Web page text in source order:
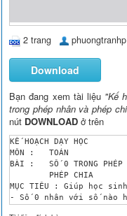
2 trang phuongtranhp
Download
Bạn đang xem tài liệu "Kế
trong phép nhân và phép
nút DOWNLOAD ở trên
KẾ HOẠCH DẠY HỌC
MÔN : 	TOÁN
BÀI : 	SỐ 0 TRONG PHÉP NHÂN VÀ
MỤC TIÊU : Giúp học
- Số 0 nhân với số nào
- Số 0 chia cho số nào